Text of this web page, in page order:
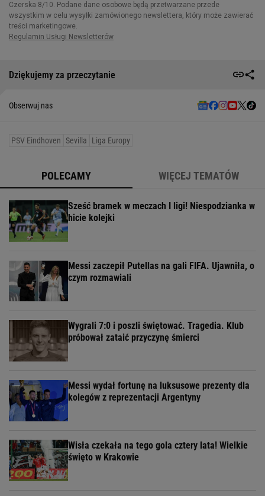
Dziękujemy za przeczytanie
Obserwuj nas
PSV Eindhoven Sevilla Liga Europy
POLECAMY WIĘCEJ TEMATÓW
Sześć bramek w meczach I ligi! Niespodzianka w
hicie kolejki
Messi zaczepił Putellas na gali FIFA. Ujawniła, o
czym rozmawiali
Wygrali 7:0 i poszli świętować. Tragedia. Klub
próbował zataić przyczynę śmierci
Messi wydał fortunę na luksusowe prezenty dla
kolegów z reprezentacji Argentyny
Wisła czekała na tego gola cztery lata! Wielkie
święto w Krakowie